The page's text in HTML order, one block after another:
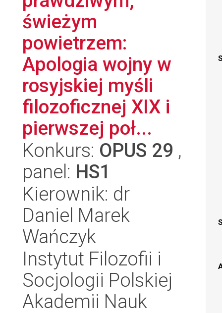
świeżym
powietrzem:
Apologia wojny w
rosyjskiej myśli
filozoficznej XIX i
pierwszej poł...
Konkurs: OPUS 29 ,
panel: HS1
Kierownik: dr
Daniel Marek
Wańczyk
Instytut Filozofii i
Socjologii Polskiej
Akademii Nauk